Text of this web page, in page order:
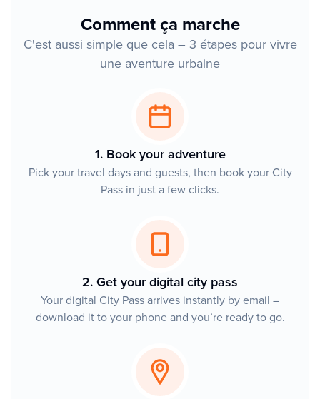
Comment ça marche
C'est aussi simple que cela – 3 étapes pour vivre
une aventure urbaine
1. Book your adventure
Pick your travel days and guests, then book your City
Pass in just a few clicks.
2. Get your digital city pass
Your digital City Pass arrives instantly by email –
download it to your phone and you’re ready to go.